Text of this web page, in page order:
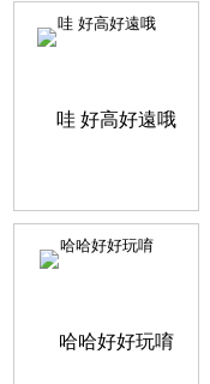
哇 好高好遠哦
哈哈好好玩唷